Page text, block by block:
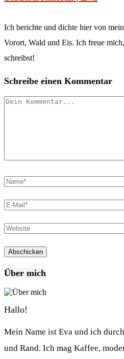
Ich berichte und dichte hier von
Vorort, Wald und Eis. Ich freue
schreibst!
Schreibe einen Kommentar
Über mich
Hallo!
Mein Name ist Eva und ich
und Rand. Ich mag Kaffee,